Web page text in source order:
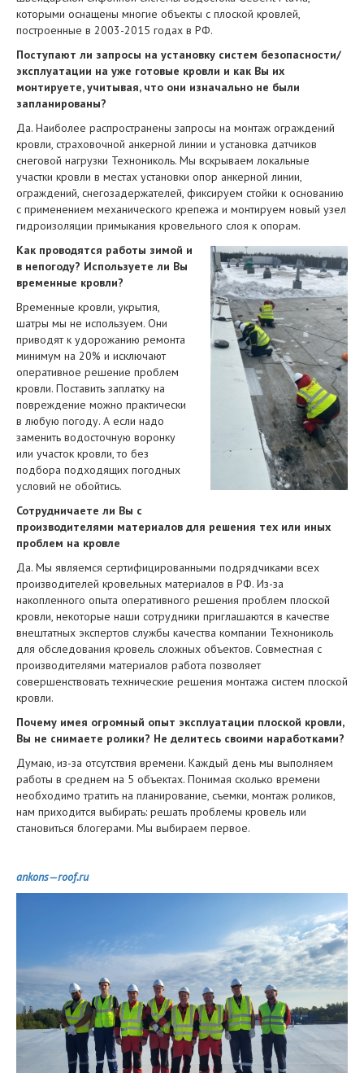
которыми оснащены многие объекты с плоской кровлей,
построенные в 2003-2015 годах в РФ.
Поступают ли запросы на установку систем безопасности/
эксплуатации на уже готовые кровли и как Вы их
монтируете, учитывая, что они изначально не были
запланированы?
Да. Наиболее распространены запросы на монтаж ограждений
кровли, страховочной анкерной линии и установка датчиков
снеговой нагрузки Технониколь. Мы вскрываем локальные
участки кровли в местах установки опор анкерной линии,
ограждений, снегозадержателей, фиксируем стойки к основанию
с применением механического крепежа и монтируем новый узел
гидроизоляции примыкания кровельного слоя к опорам.
Как проводятся работы зимой и
в непогоду? Используете ли Вы
временные кровли?
Временные кровли, укрытия,
шатры мы не используем. Они
приводят к удорожанию ремонта
минимум на 20% и исключают
оперативное решение проблем
кровли. Поставить заплатку на
повреждение можно практически
в любую погоду. А если надо
заменить водосточную воронку
или участок кровли, то без
подбора подходящих погодных
условий не обойтись.
Сотрудничаете ли Вы с
производителями материалов для решения тех или иных
проблем на кровле
Да. Мы являемся сертифицированными подрядчиками всех
производителей кровельных материалов в РФ. Из-за
накопленного опыта оперативного решения проблем плоской
кровли, некоторые наши сотрудники приглашаются в качестве
внештатных экспертов службы качества компании Технониколь
для обследования кровель сложных объектов. Совместная с
производителями материалов работа позволяет
совершенствовать технические решения монтажа систем плоской
кровли.
Почему имея огромный опыт эксплуатации плоской кровли,
Вы не снимаете ролики? Не делитесь своими наработками?
Думаю, из-за отсутствия времени. Каждый день мы выполняем
работы в среднем на 5 объектах. Понимая сколько времени
необходимо тратить на планирование, съемки, монтаж роликов,
нам приходится выбирать: решать проблемы кровель или
становиться блогерами. Мы выбираем первое.
ankons—roof.ru